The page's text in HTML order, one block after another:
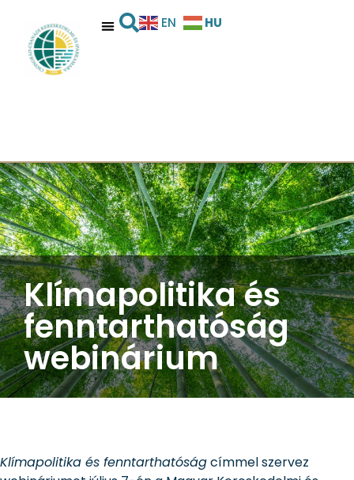
EN HU
Klímapolitika és
fenntarthatóság
webinárium
Klímapolitika és fenntarthatóságcímmel szervez